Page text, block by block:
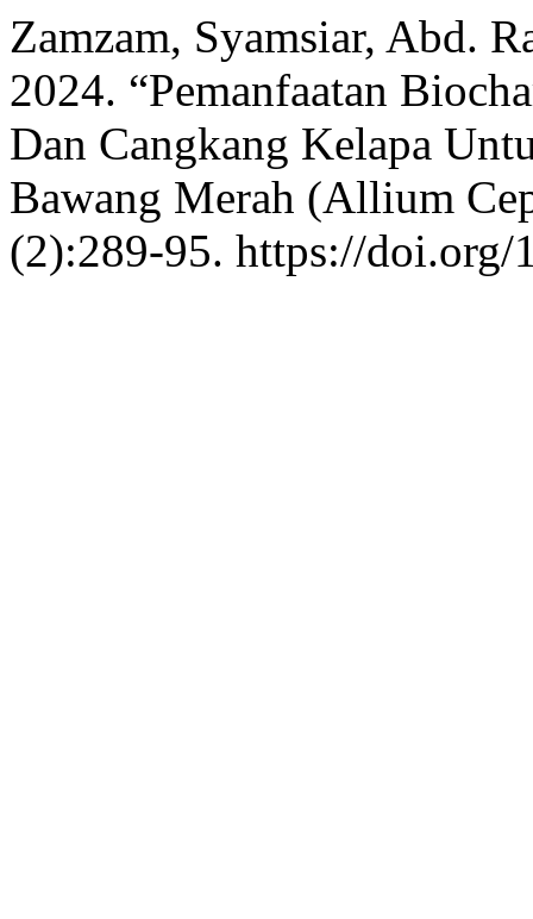
Zamzam, Syamsiar, Abd.
2024. “Pemanfaatan
Dan Cangkang Kelapa
Bawang Merah (Allium
(2):289-95. https://